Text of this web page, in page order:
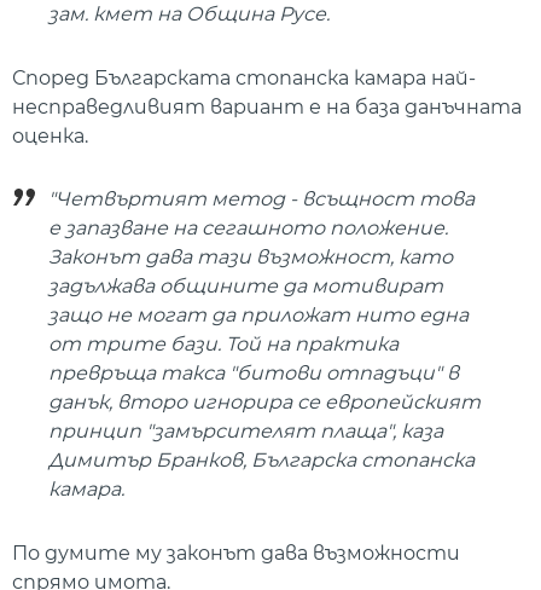
зам. кмет на Община Русе.
Според Българската стопанска камара най-
несправедливият вариант е на база данъчната
оценка.
"Четвъртият метод - всъщност това
е запазване на сегашното положение.
Законът дава тази възможност, като
задължава общините да мотивират
защо не могат да приложат нито една
от трите бази. Той на практика
превръща такса "битови отпадъци" в
данък, второ игнорира се европейският
принцип "замърсителят плаща", каза
Димитър Бранков, Българска стопанска
камара.
По думите му законът дава възможности
спрямо имота.